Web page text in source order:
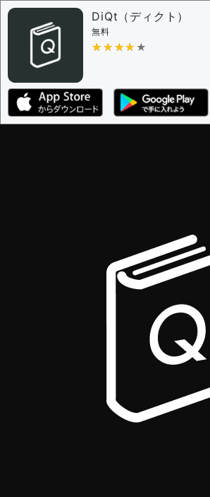
DiQt（ディクト）
無料
★★★★★
★★★★★